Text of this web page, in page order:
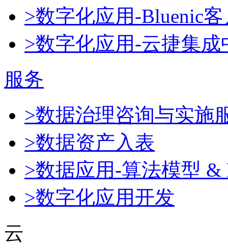
>数字化应用-Bluenic
>数字化应用-云捷集成
服务
>数据治理咨询与实施
>数据资产入表
>数据应用-算法模型 &
>数字化应用开发
云